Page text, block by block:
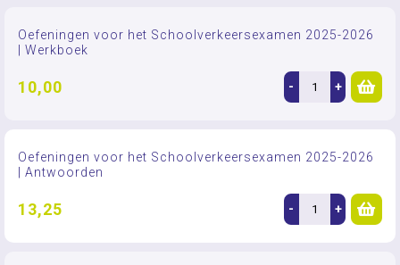
Oefeningen voor het Schoolverkeersexamen 2025-2026
| Werkboek
10,00 - +
Oefeningen voor het Schoolverkeersexamen 2025-2026
| Antwoorden
13,25 - +